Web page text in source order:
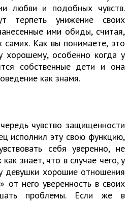
любви и подобных чувств.
терпеть унижение своих
ими обиды, считая,
Как вы понимаете, это
хорошему, особенно когда у
собственные дети и она
как знамя.
чувство защищенности
исполнил эту свою функцию,
себя уверенно, не
знает, что в случае чего, у
девушки хорошие отношения
от него уверенность в своих
проблемы. Если же в